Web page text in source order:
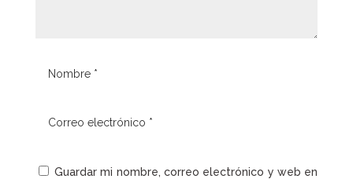
Guardar mi nombre, correo electrónico y web en